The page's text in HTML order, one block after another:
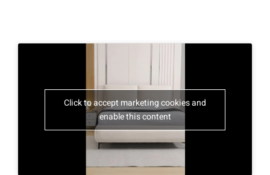
Click to accept marketing cookies and
enable this content